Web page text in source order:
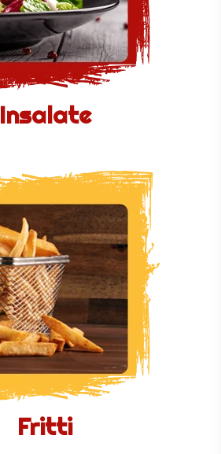
Insalate
Fritti